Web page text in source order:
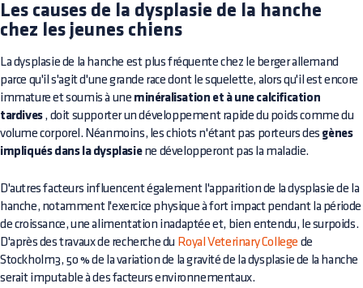
Les causes de la dysplasie de la hanche
chez les jeunes chiens
La dysplasie de la hanche est plus fréquente chez le berger allemand
parce qu'il s'agit d'une grande race dont le squelette, alors qu'il est encore
immature et soumis à une minéralisation et à une calcification
tardives, doit supporter un développement rapide du poids comme du
volume corporel. Néanmoins, les chiots n'étant pas porteurs des gènes
impliqués dans la dysplasiene développeront pas la maladie.
D'autres facteurs influencent également l'apparition de la dysplasie de la
hanche, notamment l'exercice physique à fort impact pendant la période
de croissance, une alimentation inadaptée et, bien entendu, le surpoids.
D'après des travaux de recherche du Royal Veterinary College de
Stockholm3, 50 % de la variation de la gravité de la dysplasie de la hanche
serait imputable à des facteurs environnementaux.